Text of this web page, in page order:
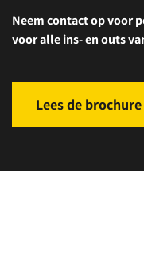
Neem contact op voor
voor alle ins- en outs
Lees de brochure